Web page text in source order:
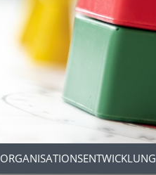
ORGANISATIONSENTWICKLUNG